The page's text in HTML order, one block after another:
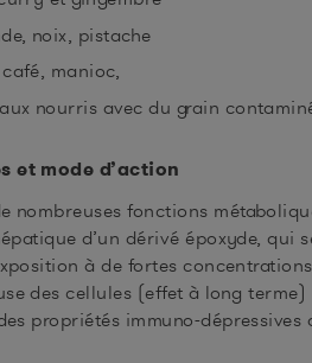
noix, pistache
manioc,
nourris avec du grain
et mode d’action
nombreuses fonctions
d’un dérivé époxyde,
à de fortes
des cellules (effet à long terme)
propriétés immuno-